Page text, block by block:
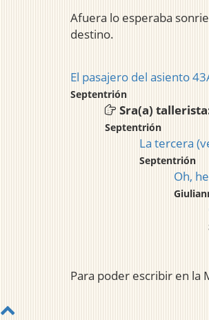
Afuera lo esperaba
destino.
El pasajero del asiento
Septentrión
Sra(a)
Septentrión
La tercera
Septentrión
Oh,
Para poder escribir en la